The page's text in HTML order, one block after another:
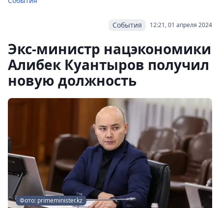
12:21, 01 апреля 2024
События
Экс-министр нацэкономики
Алибек Куантыров получил
новую должность
Фото: primeminister.kz